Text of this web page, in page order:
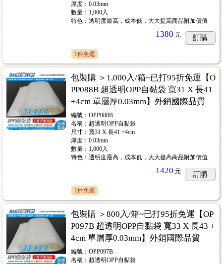
厚度：0.03mm
數量：1,000入
特色：透明度最高，成本低，大大提高商品附加價值
1380 元 訂購
1件免運
包裝購 ＞1,000入/箱~已打95折免運【O
PP088B 超透明OPP自黏袋 寬31 X 長41
+4cm 單層厚0.03mm】外銷國際品質
編號：OPP088B
名稱：超透明OPP自黏袋
尺寸：寬31 X 長41 +4cm
厚度：0.03mm
數量：1,000入
特色：透明度最高，成本低，大大提高商品附加價值
1420 元 訂購
1件免運
包裝購 ＞800入/箱~已打95折免運【OP
P097B 超透明OPP自黏袋 寬33 X 長43 +
4cm 單層厚0.03mm】外銷國際品質
編號：OPP097B
名稱：超透明OPP自黏袋